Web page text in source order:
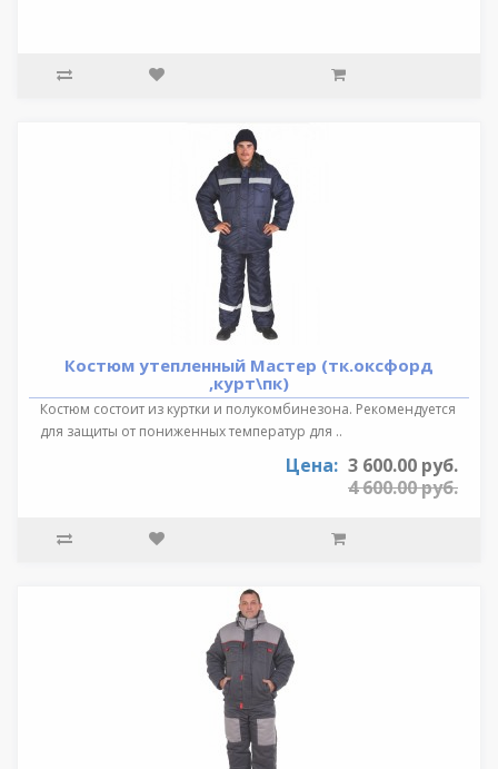
Костюм утепленный Мастер (тк.оксфорд
,курт\пк)
Костюм состоит из куртки и полукомбинезона. Рекомендуется
для защиты от пониженных температур для ..
Цена: 3 600.00 руб.
4 600.00 руб.